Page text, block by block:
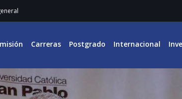
Carreras Postgrado Internacional